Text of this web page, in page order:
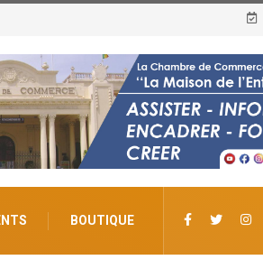
BOUTIQUE